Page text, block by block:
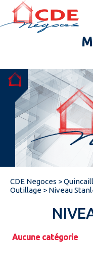
Le groupe
Nos entités
Conseils & Astuces
Actualités
Catalogues produits
CDE Negoces >
Outillage > Niveau
Aucune catégorie